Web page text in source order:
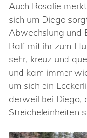
Auch Rosalie
sich um Diego
Abwechslung und
Ralf mit ihr zum
sehr, kreuz und
und kam immer
um sich ein
derweil bei Diego,
Streicheleinheiten